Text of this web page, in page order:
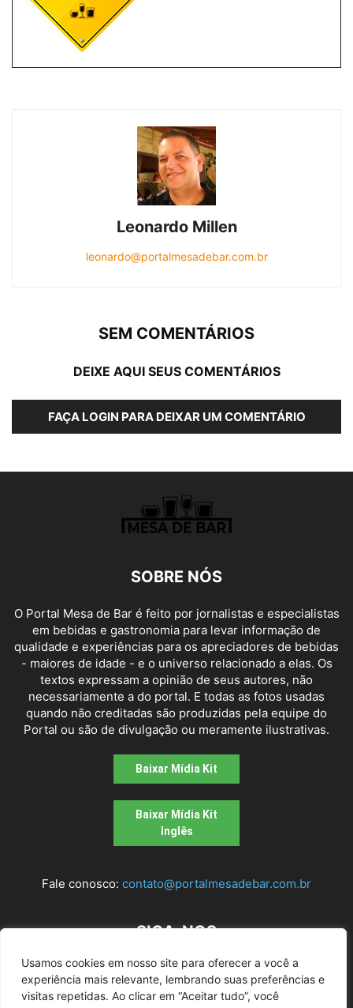
Usamos cookies em nosso site para oferecer a você a
experiência mais relevante, lembrando suas preferências e
visitas repetidas. Ao clicar em “Aceitar tudo”, você
Leonardo Millen
leonardo@portalmesadebar.com.br
SEM COMENTÁRIOS
DEIXE AQUI SEUS COMENTÁRIOS
FAÇA LOGIN PARA DEIXAR UM COMENTÁRIO
SOBRE NÓS
O Portal Mesa de Bar é feito por jornalistas e especialistas
em bebidas e gastronomia para levar informação de
qualidade e experiências para os apreciadores de bebidas
- maiores de idade - e o universo relacionado a elas. Os
textos expressam a opinião de seus autores, não
necessariamente a do portal. E todas as fotos usadas
quando não creditadas são produzidas pela equipe do
Portal ou são de divulgação ou meramente ilustrativas.
Baixar Mídia Kit
Baixar Mídia Kit
Inglês
Fale conosco: contato@portalmesadebar.com.br
SIGA-NOS